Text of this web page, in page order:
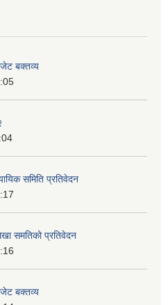
बक्तव्य
समिति प्रतिवेदन
समतिको प्रतिवेदन
बक्तव्य